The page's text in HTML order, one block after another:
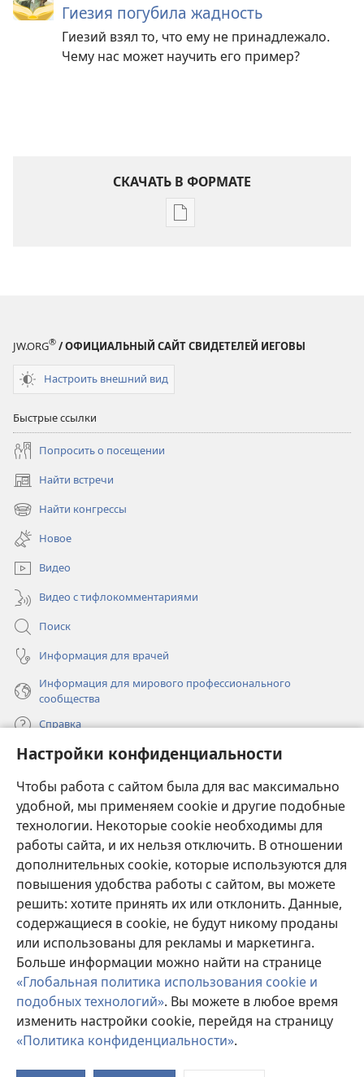
Настройки конфиденциальности
Чтобы работа с сайтом была для вас максимально
удобной, мы применяем cookie и другие подобные
технологии. Некоторые cookie необходимы для
работы сайта, и их нельзя отключить. В отношении
дополнительных cookie, которые используются для
повышения удобства работы с сайтом, вы можете
решить: хотите принять их или отклонить. Данные,
содержащиеся в cookie, не будут никому проданы
или использованы для рекламы и маркетинга.
Больше информации можно найти на странице
«Глобальная политика использования cookie и
подобных технологий». Вы можете в любое время
изменить настройки cookie, перейдя на страницу
«Политика конфиденциальности».
Гиезия погубила жадность
Гиезий взял то, что ему не принадлежало.
Чему нас может научить его пример?
СКАЧАТЬ В ФОРМАТЕ
Варианты
JW.ORG® / ОФИЦИАЛЬНЫЙ САЙТ СВИДЕТЕЛЕЙ ИЕГОВЫ
Настроить внешний вид
Быстрые ссылки
Попросить о посещении
Найти встречи
(открывается
в
новом
окне)
Найти конгрессы
(открывается
новом
окне)
Новое
Видео
Видео с тифлокомментариями
Поиск
Информация для врачей
Информация для мирового профессионального
сообщества
Справка
Пожертвования
в
новом
окне)
ОНЛАЙН-БИБЛИОТЕКА Сторожевой башни
(открывается
новом
окне)
JW Hub®
(открывается
в
новом
окне)
JW Library ®
Watchtower Library
Copyright© 2026 Watch Tower Bible and Tract Society of Pennsylvania.
УСЛОВИЯ ИСПОЛЬЗОВАНИЯ|ПОЛИТИКА
КОНФИДЕНЦИАЛЬНОСТИ|НАСТРОЙКИ
КОНФИДЕНЦИАЛЬНОСТИ